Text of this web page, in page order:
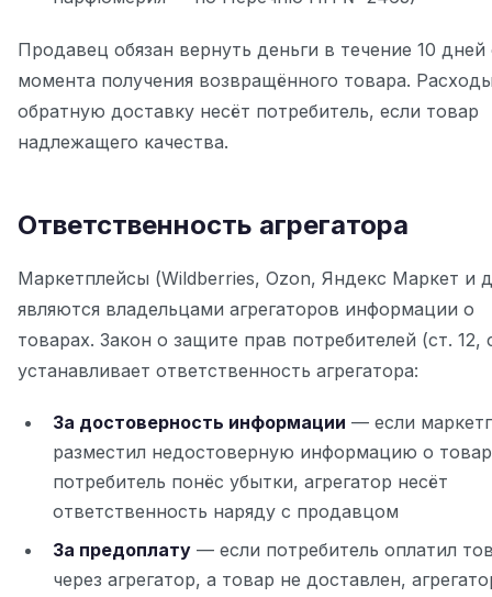
Продавец обязан вернуть деньги в течение 10 дней
момента получения возвращённого товара.
обратную доставку несёт потребитель, если товар
надлежащего качества.
Ответственность агрегатора
Маркетплейсы (Wildberries, Ozon, Яндекс Маркет и
являются владельцами агрегаторов информации о
товарах. Закон о защите прав потребителей (ст. 12,
устанавливает ответственность агрегатора:
За достоверность информации — если
разместил недостоверную информацию о
потребитель понёс убытки, агрегатор несёт
ответственность наряду с продавцом
За предоплату — если потребитель оплатил
через агрегатор, а товар не доставлен,